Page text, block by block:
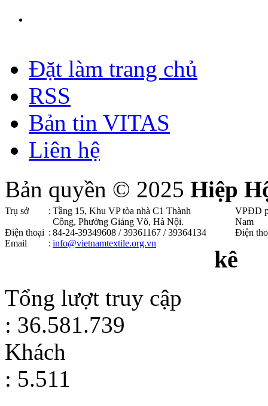
Đặt làm trang chủ
RSS
Bản tin VITAS
Liên hệ
Bản quyền © 2025 Hiệp
Trụ sở : Tầng 15, Khu VP tòa nhà C1 Thành
Công, Phường Giảng Võ, Hà Nội .
Điện thoại : 84-24-39349608 / 39361167 / 39364134
Email
: info@vietnamtextile.org.vn
VPĐD
Nam
Điện
kê
Tổng lượt truy cập
: 36.581.739
Khách
: 5.511